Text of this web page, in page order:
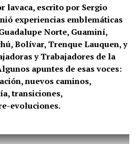
lavaca, escrito por Sergio
experiencias emblemáticas
Norte, Guaminí,
Bolívar, Trenque Lauquen, y
y Trabajadores de la
apuntes de esas voces:
nuevos caminos,
transiciones,
evoluciones.